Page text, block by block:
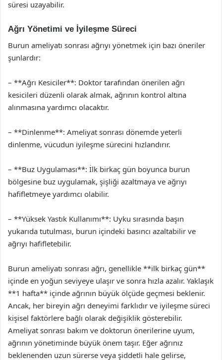
süresi uzayabilir.
Ağrı Yönetimi ve İyileşme Süreci
Burun ameliyatı sonrası ağrıyı yönetmek için bazı öneriler
şunlardır:
– **Ağrı Kesiciler**: Doktor tarafından önerilen ağrı
kesicileri düzenli olarak almak, ağrının kontrol altına
alınmasına yardımcı olacaktır.
– **Dinlenme**: Ameliyat sonrası dönemde yeterli
dinlenme, vücudun iyileşme sürecini hızlandırır.
– **Buz Uygulaması**: İlk birkaç gün boyunca burun
bölgesine buz uygulamak, şişliği azaltmaya ve ağrıyı
hafifletmeye yardımcı olabilir.
– **Yüksek Yastık Kullanımı**: Uyku sırasında başın
yukarıda tutulması, burun içindeki basıncı azaltabilir ve
ağrıyı hafifletebilir.
Burun ameliyatı sonrası ağrı, genellikle **ilk birkaç gün**
içinde en yoğun seviyeye ulaşır ve sonra hızla azalır. Yaklaşık
**1 hafta** içinde ağrının büyük ölçüde geçmesi beklenir.
Ancak, her bireyin ağrı deneyimi farklıdır ve iyileşme süreci
kişisel faktörlere bağlı olarak değişiklik gösterebilir.
Ameliyat sonrası bakım ve doktorun önerilerine uyum,
ağrının yönetiminde büyük önem taşır. Eğer ağrınız
beklenenden uzun sürerse veya şiddetli hale gelirse,